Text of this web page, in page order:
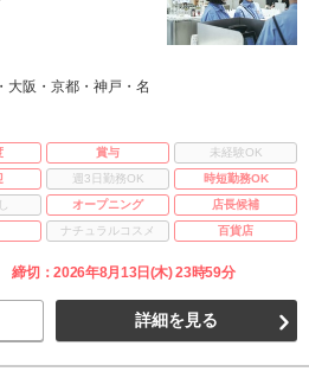
大阪・京都・神戸・名
賞与
未経験OK
週3日勤務OK
時短勤務OK
オープニング
店長候補
ナチュラルコスメ 百貨店
締切：2026年8月13日(木) 23時59分
詳細を見る